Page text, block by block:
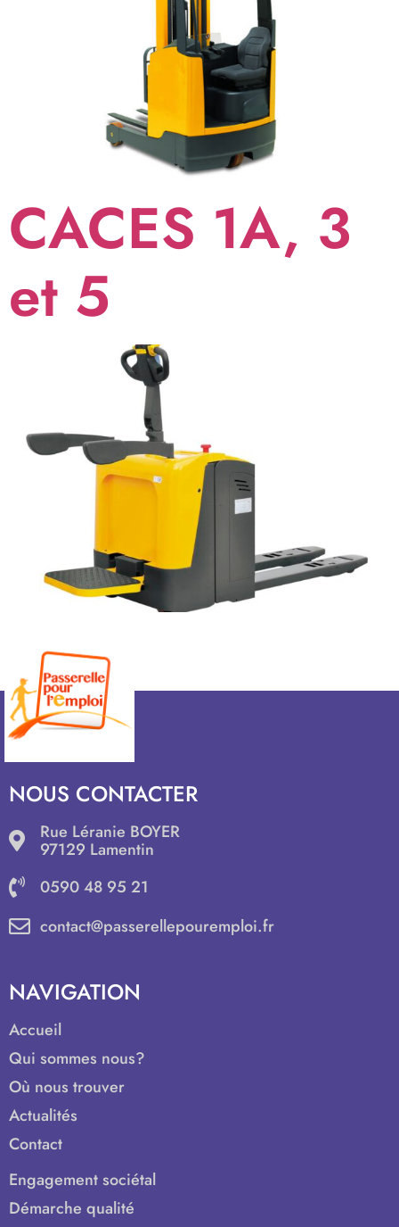
CACES 1A, 3
et 5
NOUS CONTACTER
Rue Léranie BOYER
97129 Lamentin
0590 48 95 21
contact@passerellepouremploi.fr
NAVIGATION
Accueil
Qui sommes nous?
Où nous trouver
Actualités
Contact
Engagement sociétal
Démarche qualité